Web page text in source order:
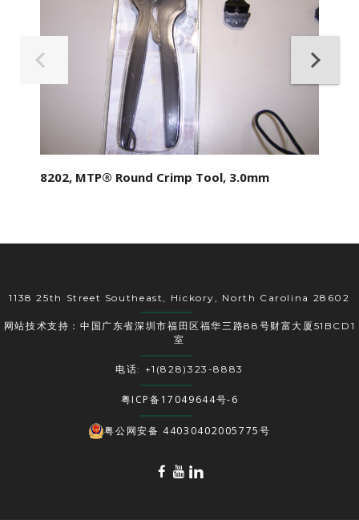
8202, MTP® Round Crimp Tool, 3.0mm
1138 25th Street Southeast, Hickory, North Carolina 28602
网站技术支持：中国广东省深圳市福田区福华三路88号财富大厦51BCD1
室
电话: +1(828)323-8883
粤ICP备17049644号-6
粤公网安备 44030402005775号